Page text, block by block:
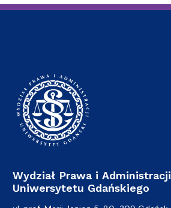
Wydział Prawa i Administracji
Uniwersytetu Gdańskiego